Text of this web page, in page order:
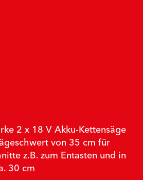
2 x 18 V Akku-Kettensäge
von 35 cm für
z.B. zum Entasten und in
30 cm